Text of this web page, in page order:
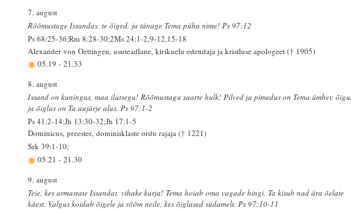
7. august
Rõõmustage Issandas, te õiged, ja tänage Tema püha nime! Ps 97:12
Ps 68:25-36;Rm 8:28-30;2Ms 24:1-2,9-12,15-18
Alexander von Oettingen, usuteadlane, kirikuelu edendaja ja kristluse apologeet († 1905)
05.19-21.33
8. august
Issand on kuningas, maa ilutsegu! Rõõmustagu saarte hulk! Pilved ja pimedus on Tema ümber,
ja õiglus on Ta aujärje alus. Ps 97:1-2
Ps 41:2-14;Jh 13:30-32;Jh 17:1-5
Dominicus, preester, dominiiklaste ordu rajaja († 1221)
Srk 39:1-10;
05.21-21.30
9. august
Teie, kes armastate Issandat, vihake kurja! Tema hoiab oma vagade hingi, Ta kisub nad ära õelate
käest. Valgus koidab õigele ja rõõm neile, kes õiglased südamelt. Ps 97:10-11